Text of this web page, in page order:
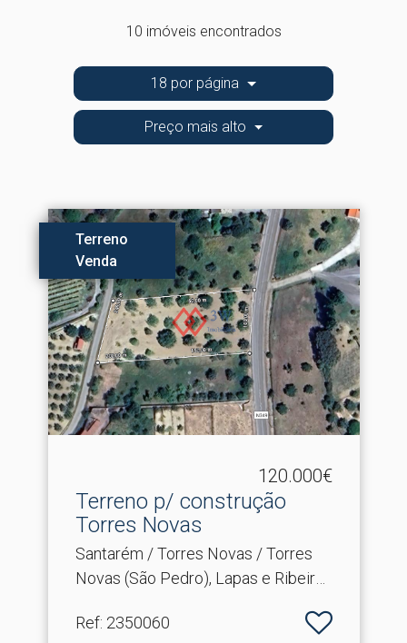
10 imóveis encontrados
18 por página
Preço mais alto
Terreno
Venda
120.000€
Terreno p/ construção
Torres Novas
Santarém / Torres Novas / Torres
Novas (São Pedro), Lapas e Ribeira
Ref: 2350060